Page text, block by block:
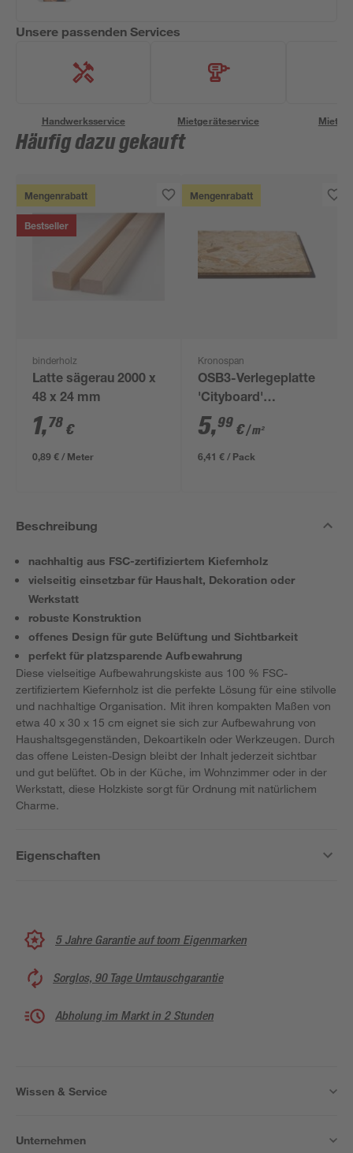
Unsere passenden Services
Handwerksservice Mietgeräteservice
Häufig dazu gekauft
Mengenrabatt
Bestseller
binderholz
Latte sägerau 2000 x
48 x 24 mm
1,78 €
0,89 € / Meter
Mengenrabatt
Kronospan
OSB3-Verlegeplatte
'Cityboard'
ungeschliffen 1690 x
634 x 12 mm
5,99 €/ m²
6,41 € / Pack
Beschreibung
nachhaltig aus FSC-zertifiziertem Kiefernholz
vielseitig einsetzbar für Haushalt, Dekoration oder
Werkstatt
robuste Konstruktion
offenes Design für gute Belüftung und Sichtbarkeit
perfekt für platzsparende Aufbewahrung
Diese vielseitige Aufbewahrungskiste aus 100 % FSC-
zertifiziertem Kiefernholz ist die perfekte Lösung für eine stilvolle
und nachhaltige Organisation. Mit ihren kompakten Maßen von
etwa 40 x 30 x 15 cm eignet sie sich zur Aufbewahrung von
Haushaltsgegenständen, Dekoartikeln oder Werkzeugen. Durch
das offene Leisten-Design bleibt der Inhalt jederzeit sichtbar
und gut belüftet. Ob in der Küche, im Wohnzimmer oder in der
Werkstatt, diese Holzkiste sorgt für Ordnung mit natürlichem
Charme.
Eigenschaften
5 Jahre Garantie auf toom Eigenmarken
Sorglos, 90 Tage Umtauschgarantie
Abholung im Markt in 2 Stunden
Wissen & Service
Unternehmen